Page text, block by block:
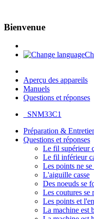
Bienvenue
Aperçu des appareils
Manuels
Questions et réponses
SNM33C1
Préparation &
Questions et réponses
Le fil supérieur
Le fil inférieur
Les points ne
L'aiguille casse
Des noeuds se
Les coutures se
Les points et
La machine est